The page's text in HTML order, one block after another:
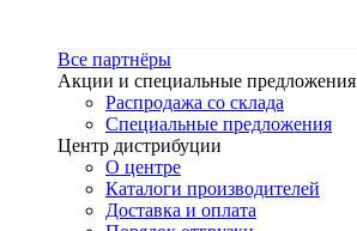
Все партнёры
Акции и специальные предложения
Распродажа со склада
Специальные предложения
Центр дистрибуции
О центре
Каталоги производителей
Доставка и оплата